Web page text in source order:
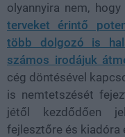
olyannyira nem,
terveket érintő
több dolgozó is
számos irodájuk
cég döntésével
is nemtetszését
jétől kezdődően
fejlesztőre és kiadóra